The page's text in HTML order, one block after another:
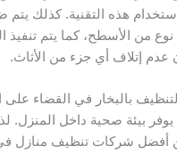
هذه التقنية. كذلك يتم
من الأسطح، كما يتم تنفيذ
عدم إتلاف أي جزء من الأثاث.
بالبخار في القضاء على
يوفر بيئة صحية داخل المنزل.
أفضل شركات تنظيف منازل في